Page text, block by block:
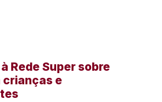
Rede Super sobre
crianças e